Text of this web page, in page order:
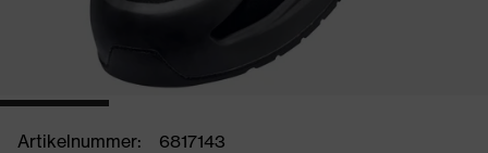
Artikelnummer:
6817143